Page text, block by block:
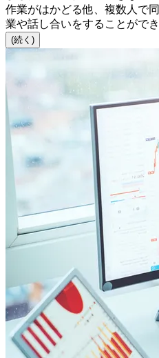
作業がはかどる他、複数人で
業や話し合いをすることができ
(続く)